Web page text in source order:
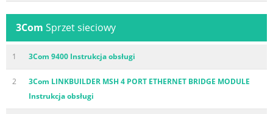
3Com Sprzet sieciowy
1 3Com 9400 Instrukcja obsługi
2
3Com LINKBUILDER MSH 4 PORT ETHERNET BRIDGE MODULE
Instrukcja obsługi